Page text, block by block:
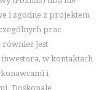
i zgodne z projektem
prac
również jest
w kontaktach
i
Doskonale